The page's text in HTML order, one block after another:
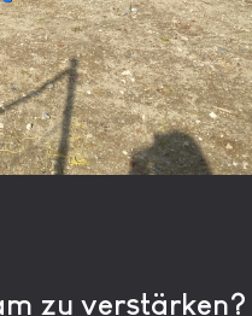
zu verstärken?